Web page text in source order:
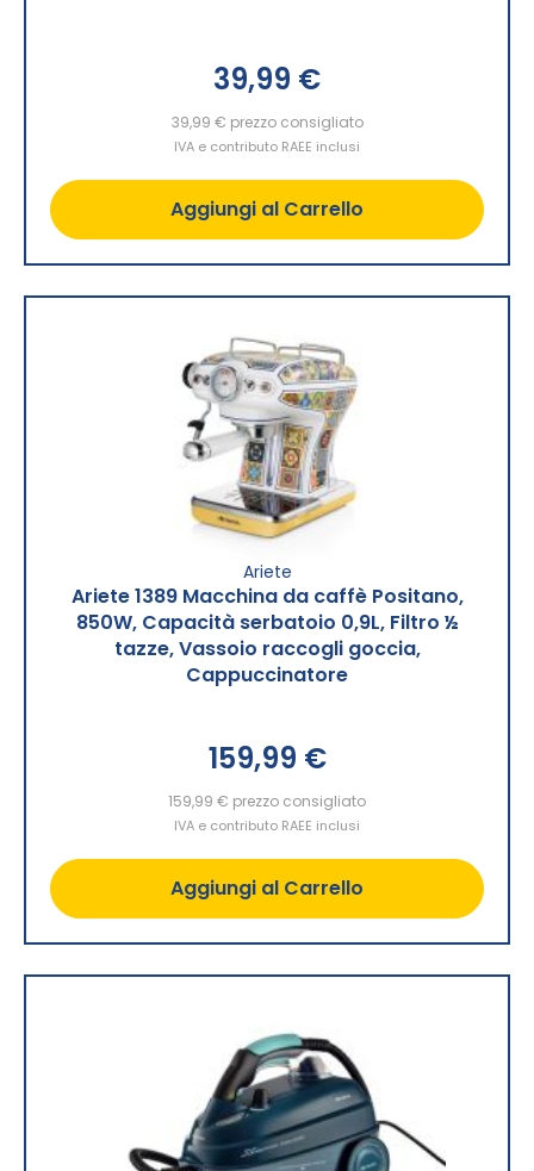
39,99 €
39,99 € prezzo consigliato
IVA e contributo RAEE inclusi
Aggiungi al Carrello
Ariete
Ariete 1389 Macchina da caffè Positano,
850W, Capacità serbatoio 0,9L, Filtro ½
tazze, Vassoio raccogli goccia,
Cappuccinatore
159,99 €
159,99 € prezzo consigliato
IVA e contributo RAEE inclusi
Aggiungi al Carrello